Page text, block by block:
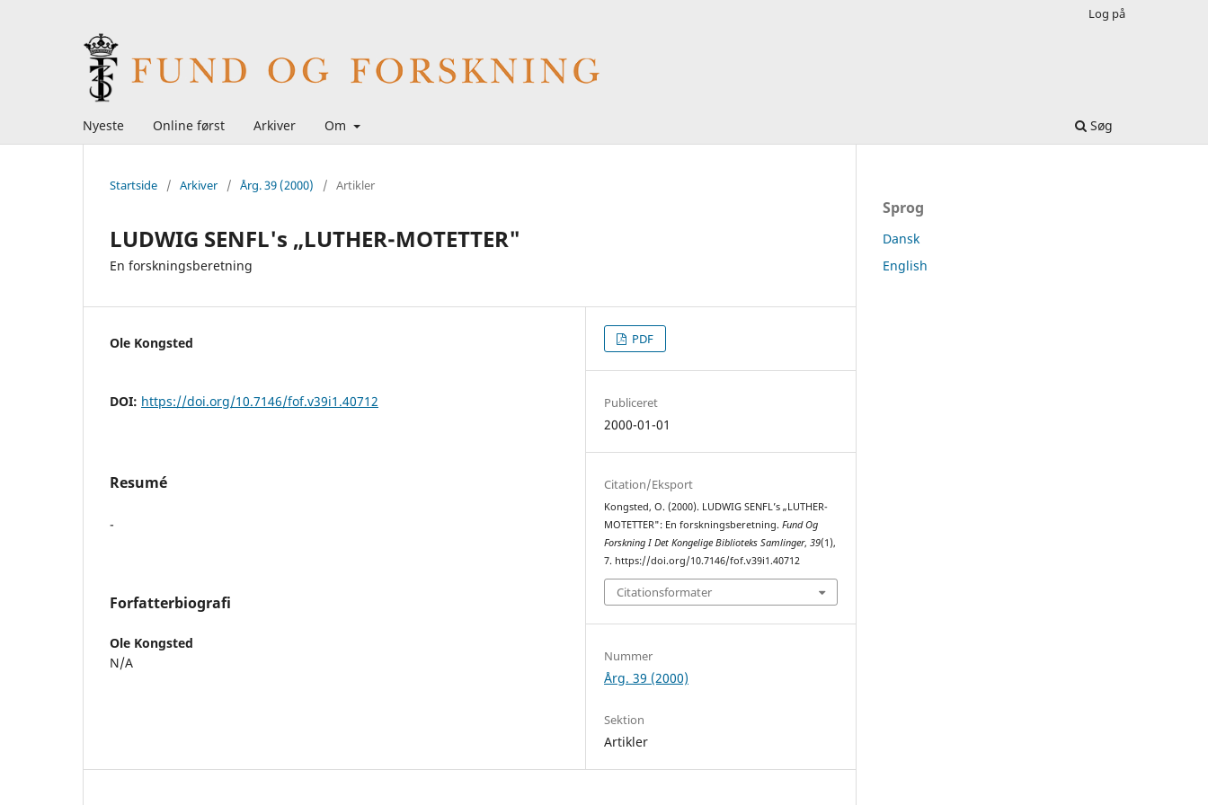
Nyeste Online først Arkiver Om Søg
Log på
Startside / Arkiver / Årg. 39 (2000) / Artikler
LUDWIG SENFL's „LUTHER-MOTETTER"
En forskningsberetning
Ole Kongsted
DOI: https://doi.org/10.7146/fof.v39i1.40712
Resumé
-
Forfatterbiografi
Ole Kongsted
N/A
PDF
Publiceret
2000-01-01
Citation/Eksport
Kongsted, O. (2000). LUDWIG SENFL’s „LUTHER-
MOTETTER": En forskningsberetning.Fund Og
Forskning I Det Kongelige Biblioteks Samlinger,39(1),
7. https://doi.org/10.7146/fof.v39i1.40712
Citationsformater
Nummer
Årg. 39 (2000)
Sektion
Artikler
Sprog
Dansk
English